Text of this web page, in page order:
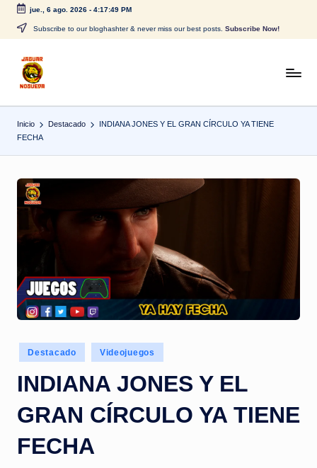
Saltar
contenido
jue., 6 ago. 2026- 4:17:49 PM
Subscribe to our bloghashter & never miss our best posts. Subscribe Now!
J
a
g
u
a
o
g
u
e
d
a
CONTENIDO
Inicio Destacado
INDIANA JONES Y EL GRAN CÍRCULO YA TIENE
FECHA
Publicado
en
Destacado Videojuegos
INDIANA JONES Y EL
GRAN CÍRCULO YA TIENE
FECHA